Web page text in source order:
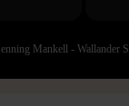
Mankell - Wallander